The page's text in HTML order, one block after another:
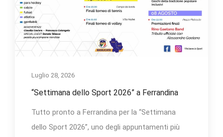
Luglio 28, 2026
“Settimana dello Sport 2026” a Ferrandina
Tutto pronto a Ferrandina per la “Settimana
dello Sport 2026”, uno degli appuntamenti più